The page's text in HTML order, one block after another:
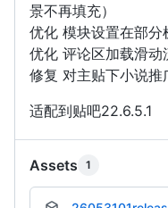
景不再填充）
优化 模块设置在部分
优化 评论区加载滑动
修复 对主贴下小说推
适配到贴吧22.6.5.1
Assets 1